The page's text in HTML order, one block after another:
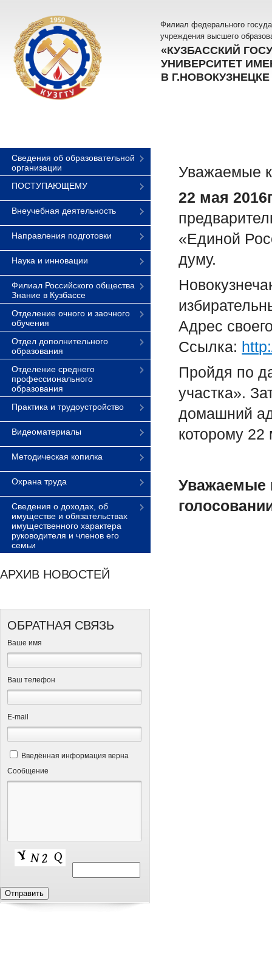
Филиал федерального
учреждения высшего
«КУЗБАССКИЙ
УНИВЕРСИТЕТ
В Г.НОВОКУЗНЕЦКЕ
Сведения об образовательной
организации
ПОСТУПАЮЩЕМУ
Внеучебная деятельность
Направления подготовки
Наука и инновации
Филиал Российского общества
Знание в Кузбассе
Отделение очного и заочного
обучения
Отдел дополнительного
образования
Отделение среднего
профессионального
образования
Практика и трудоустройство
Видеоматериалы
Методическая копилка
Охрана труда
Сведения о доходах, об
имуществе и обязательствах
имущественного характера
руководителя и членов его
семьи
АРХИВ НОВОСТЕЙ
ОБРАТНАЯ СВЯЗЬ
Ваше имя
Ваш телефон
Е-mail
Введённая информация верна
Сообщение
Уважаемые
22 мая
«Единой
думу.
Aдрес
Ссылка:
Пройдя по
участка».
домашний
которому 22
Уважаемые